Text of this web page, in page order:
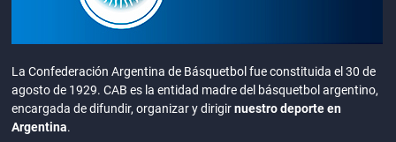
La Confederación Argentina de Básquetbol fue constituida el 30 de
agosto de 1929. CAB es la entidad madre del básquetbol argentino,
encargada de difundir, organizar y dirigirnuestro deporte en
Argentina.